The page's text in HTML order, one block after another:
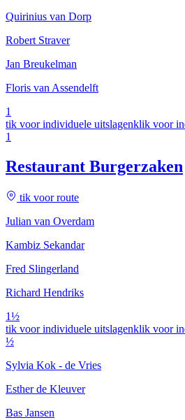
Quirinius van Dorp
Robert Straver
Jan Breukelman
Floris van Assendelft
1
tik voor individuele uitslagenklik voor
1
Restaurant Burgerzaken
tik voor route
Julian van Overdam
Kambiz Sekandar
Fred Slingerland
Richard Hendriks
1½
tik voor individuele uitslagenklik voor
½
Sylvia Kok - de Vries
Esther de Kleuver
Bas Jansen